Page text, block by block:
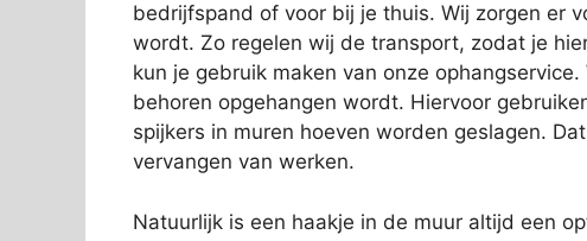
bedrijfspand of voor bij je thuis. Wij zorgen er
wordt. Zo regelen wij de transport, zodat je
kun je gebruik maken van onze
behoren opgehangen wordt. Hiervoor
spijkers in muren hoeven worden geslagen.
vervangen van werken.
Natuurlijk is een haakje in de muur altijd een